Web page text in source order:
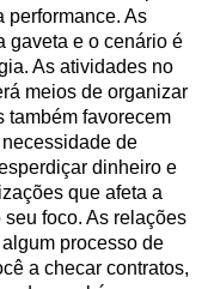
performance. As
gaveta e o cenário é
As atividades no
meios de organizar
também favorecem
de
dinheiro e
que afeta a
foco. As relações
processo de
a checar contratos,